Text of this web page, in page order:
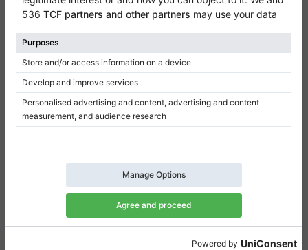
Klaviano
Kontakt
Über Uns
Referenz hinterlassen
Einwilligungseinstellungen
Resümee